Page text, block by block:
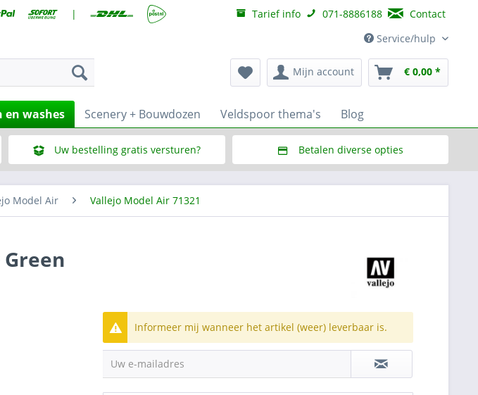
| Tarief info 071-8886188
Contact
Service/hulp
Mijn account € 0,00 *
en washes Scenery + Bouwdozen Veldspoor thema's Blog
Uw bestelling gratis versturen? Betalen diverse opties
Model Air Vallejo Model Air 71321
Informeer mij wanneer het artikel (weer) leverbaar is.
Uw e-mailadres